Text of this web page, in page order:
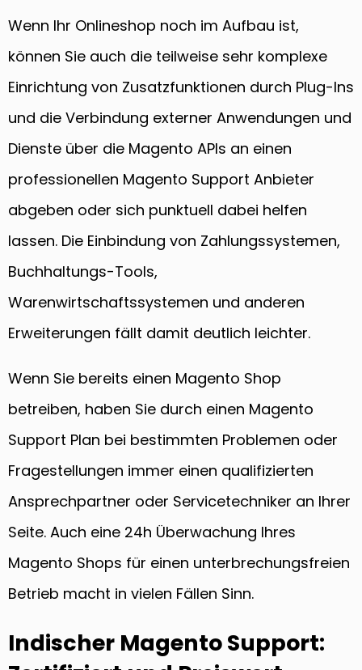
Wenn Ihr Onlineshop noch im Aufbau ist,
können Sie auch die teilweise sehr komplexe
Einrichtung von Zusatzfunktionen durch Plug-Ins
und die Verbindung externer Anwendungen und
Dienste über die Magento APIs an einen
professionellen Magento Support Anbieter
abgeben oder sich punktuell dabei helfen
lassen. Die Einbindung von Zahlungssystemen,
Buchhaltungs-Tools,
Warenwirtschaftssystemen und anderen
Erweiterungen fällt damit deutlich leichter.
Wenn Sie bereits einen Magento Shop
betreiben, haben Sie durch einen Magento
Support Plan bei bestimmten Problemen oder
Fragestellungen immer einen qualifizierten
Ansprechpartner oder Servicetechniker an Ihrer
Seite. Auch eine 24h Überwachung Ihres
Magento Shops für einen unterbrechungsfreien
Betrieb macht in vielen Fällen Sinn.
Indischer Magento Support: